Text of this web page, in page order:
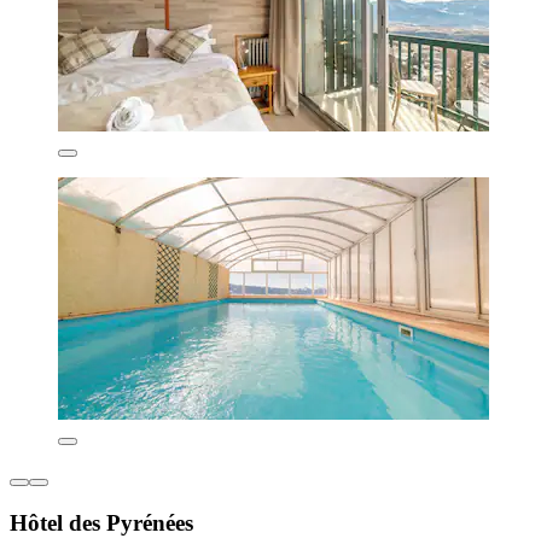
Hôtel des Pyrénées